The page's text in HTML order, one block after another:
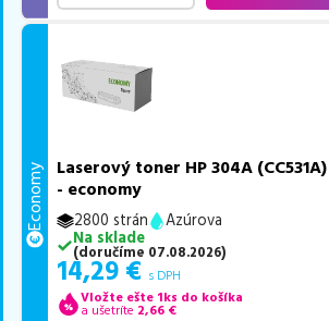
Economy
Laserový toner HP 304A
- economy
2800 strán
Azúrova
Na sklade
(doručíme 07.08.2026)
14,29 € s DPH
Vložte ešte 1ks do košíka
a ušetríte 2,66 €